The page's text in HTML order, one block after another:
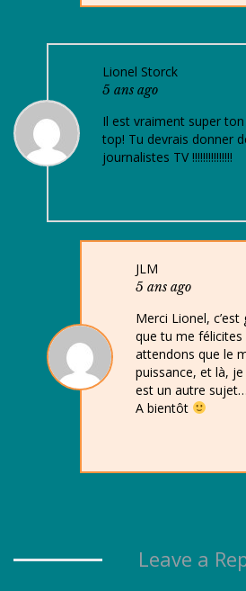
Lionel Storck
5 ans ago
Il est vraiment super
top! Tu devrais donner
journalistes TV !!!!!!!!!!!!!!!
JLM
5 ans ago
Merci Lionel,
que tu me
attendons que le
puissance, et là,
est un autre sujet…
A bientôt
Leave a